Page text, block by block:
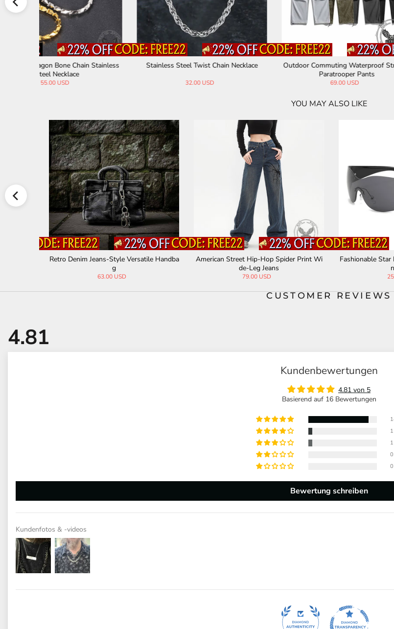
Stainless Steel Twist Chain Necklace
Outdoor Commuting Waterproof Straight
Simple Solid
YOU MAY ALSO LIKE
Retro Denim Jeans-Style Versatile Handba
g
63.00 USD
American Street Hip-Hop Spider Print Wi
de-Leg Jeans
79.00 USD
Fashionable Star
CUSTOMER REVIEWS
Kundenbewertungen
4.81 von 5
Basierend auf 16 Bewertungen
1
1
0
0
Bewertung schreiben
Kundenfotos & -videos